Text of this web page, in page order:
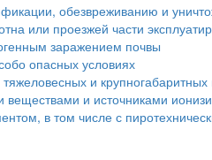
обезвреживанию и
или проезжей части
заражением почвы
опасных условиях
и крупногабаритных
и источниками
в том числе с